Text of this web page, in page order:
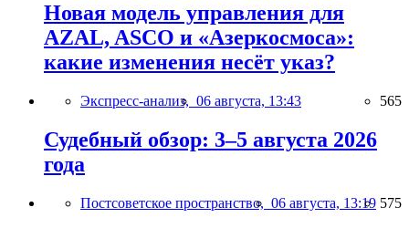
Новая модель управления для
AZAL, ASCO и «Азеркосмоса»:
какие изменения несёт указ?
Экспресс-анализ, 06 августа, 13:43 565
Судебный обзор: 3–5 августа 2026
года
Постсоветское пространство, 06 августа, 13:19 575